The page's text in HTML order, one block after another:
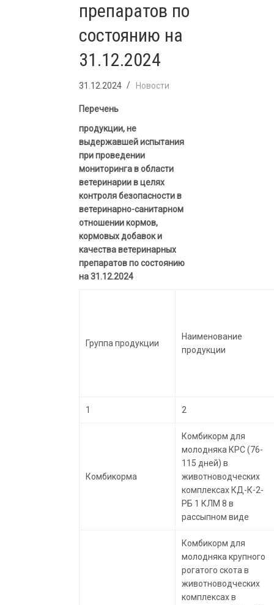
препаратов по
состоянию на
31.12.2024
31.12.2024 Новости
Перечень
продукции, не
выдержавшей испытания
при проведении
мониторинга в области
ветеринарии в целях
контроля безопасности в
ветеринарно-санитарном
отношении кормов,
кормовых добавок и
качества ветеринарных
препаратов по состоянию
на 31.12.2024
Группа продукции
Наименование
продукции
1 2
Комбикорма
Комбикорм для
молодняка КРС (76-
115 дней) в
животноводческих
комплексах КД-К-2-
РБ 1 КЛМ 8 в
рассыпном виде
Комбикорм для
молодняка крупного
рогатого скота в
животноводческих
комплексах в